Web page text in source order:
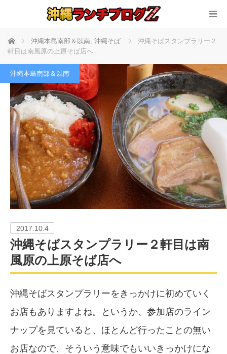
ホーム 沖縄本島南部＆以南, 沖縄そば
沖縄そばスタンプラリー２
軒目は南風原の上原そば店へ
沖縄本島南部＆以南
2017.10.4
沖縄そばスタンプラリー２軒目は南
風原の上原そば店へ
沖縄そばスタンプラリーをきっかけに初めていく
お店もありますよね。というか、参加店のライン
ナップを見ていると、ほとんど行ったことの無い
お店なので、そういう意味でもいいきっかけにな